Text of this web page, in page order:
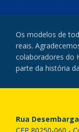
Os modelos de
reais.
colaboradores do
parte da história
Rua